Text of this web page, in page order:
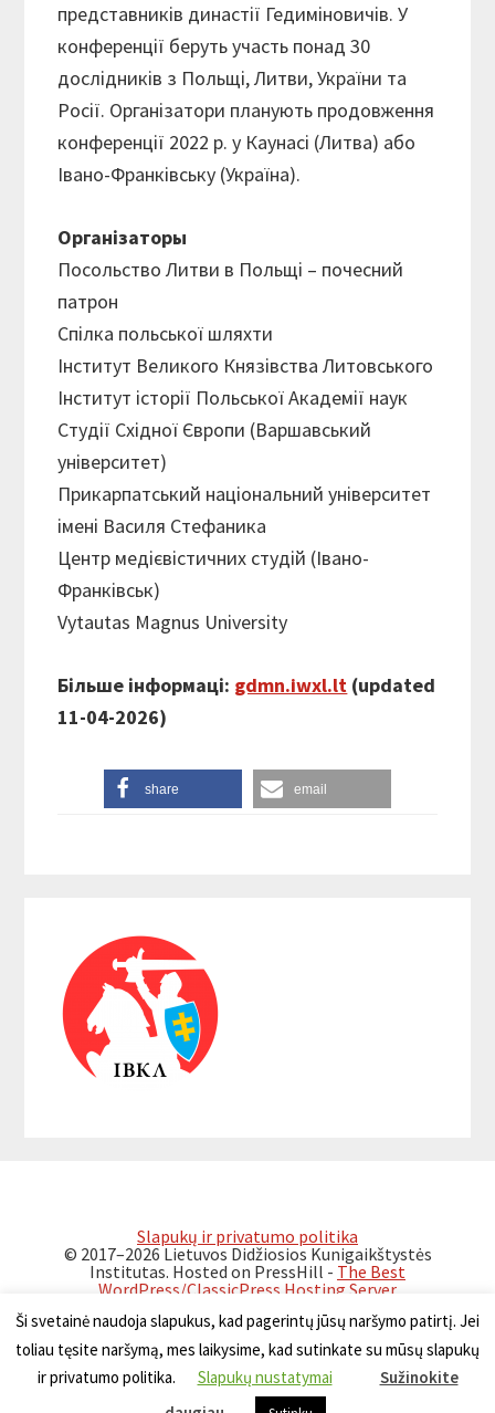
представників династії Гедиміновичів. У
конференції беруть участь понад 30
дослідників з Польщі, Литви, України та
Росії. Організатори планують продовження
конференції 2022 р. у Каунасі (Литва) або
Івано-Франківську (Україна).
Організаторы
Посольство Литви в Польщі – почесний
патрон
Спілка польської шляхти
Інститут Великого Князівства Литовського
Інститут історії Польської Академії наук
Студії Східної Європи (Варшавський
університет)
Прикарпатський національний університет
імені Василя Стефаника
Центр медієвістичних студій (Івано-
Франківськ)
Vytautas Magnus University
Більше інформаці: gdmn.iwxl.lt (updated
11-04-2026)
share email
Interactions
Sidebar
Slapukų ir privatumo politika
© 2017–2026 Lietuvos Didžiosios Kunigaikštystės
Institutas. Hosted on PressHill - The Best
WordPress/ClassicPress Hosting Server
Ši svetainė naudoja slapukus, kad pagerintų jūsų naršymo patirtį. Jei
toliau tęsite naršymą, mes laikysime, kad sutinkate su mūsų slapukų
ir privatumo politika.
Slapukų nustatymai
Sužinokite
Lietuviškai Polski Беларускі